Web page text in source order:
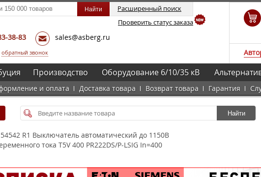
Расширенный поиск
Проверить статус заказа
38-83 sales@asberg.ru
обратный звонок
и оплата Доставка товара Возврат товара Гарантия
Производство Оборудование 6/10/35 кВ
Найти
54542 R1 Выключатель автоматический до 1150В
тока T5V 400 PR222DS/P-LSIG In=400